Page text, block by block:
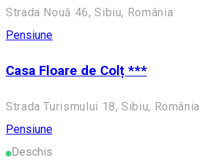
Strada Nouă 46, Sibiu, România
Pensiune
Casa Floare de Colț ***
Strada Turismului 18, Sibiu, România
Pensiune
Deschis